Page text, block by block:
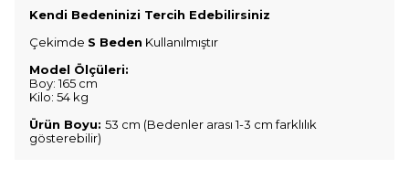
Kendi Bedeninizi Tercih Edebilirsiniz
Çekimde S Beden Kullanılmıştır
Model Ölçüleri:
Boy: 165 cm
Kilo: 54 kg
Ürün Boyu: 53 cm (Bedenler arası 1-3 cm farklılık
gösterebilir)